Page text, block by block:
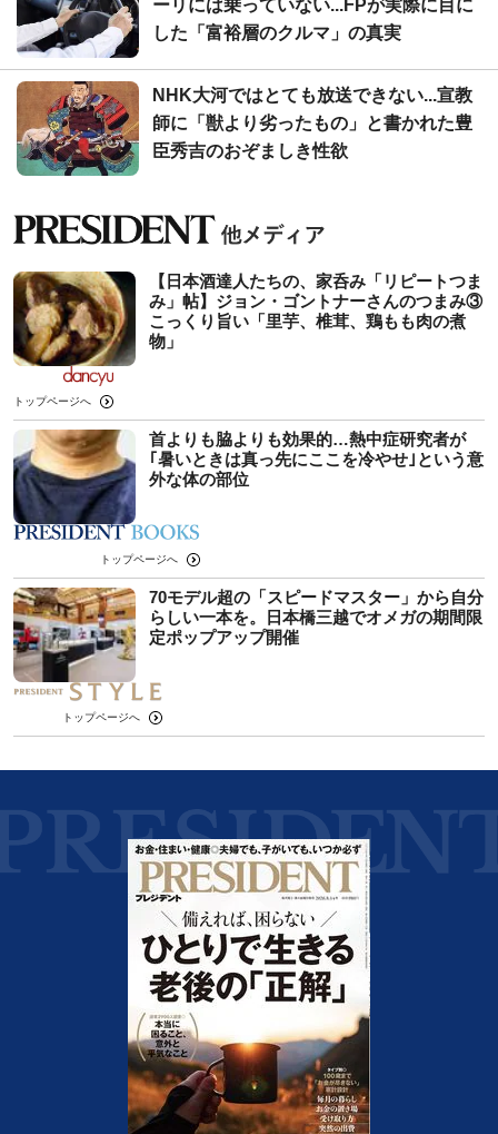
ーリには乗っていない...FPが実際に目に
した「富裕層のクルマ」の真実
NHK大河ではとても放送できない...宣教
師に「獣より劣ったもの」と書かれた豊
臣秀吉のおぞましき性欲
【日本酒達人たちの、家呑み「リピートつま
み」帖】ジョン・ゴントナーさんのつまみ③
こっくり旨い「里芋、椎茸、鶏もも肉の煮
物」
トップページへ
首よりも脇よりも効果的…熱中症研究者が
｢暑いときは真っ先にここを冷やせ｣という意
外な体の部位
トップページへ
70モデル超の「スピードマスター」から自分
らしい一本を。日本橋三越でオメガの期間限
定ポップアップ開催
トップページへ